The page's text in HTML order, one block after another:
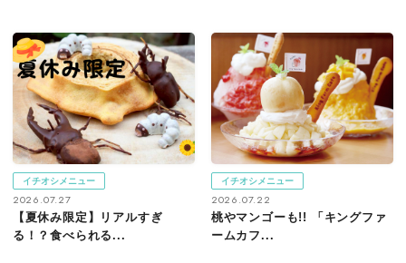
イチオシメニュー
2026.07.27
【夏休み限定】リアルすぎ
る！？食べられる...
イチオシメニュー
2026.07.22
桃やマンゴーも!! 「キングファ
ームカフ...